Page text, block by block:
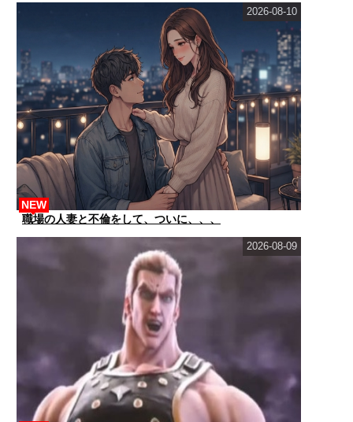
職場の人妻と不倫をして、ついに、、、
NEW
2026-08-10
2026-08-09